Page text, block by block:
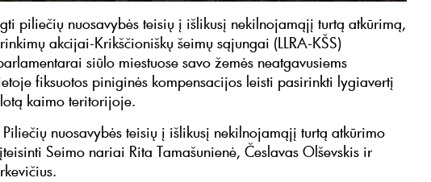
piliečių nuosavybės teisių į išlikusį nekilnojamąjį turtą atkūrimą,
akcijai-Krikščioniškų šeimų sąjungai (LLRA-KŠS)
siūlo miestuose savo žemės neatgavusiems
fiksuotos piniginės kompensacijos leisti pasirinkti lygiavertį
kaimo teritorijoje.
Piliečių nuosavybės teisių į išlikusį nekilnojamąjį turtą atkūrimo
Seimo nariai Rita Tamašunienė, Česlavas Olševskis ir